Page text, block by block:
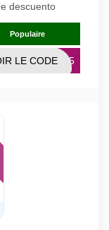
descuento
Populaire
PP15
LE CODE